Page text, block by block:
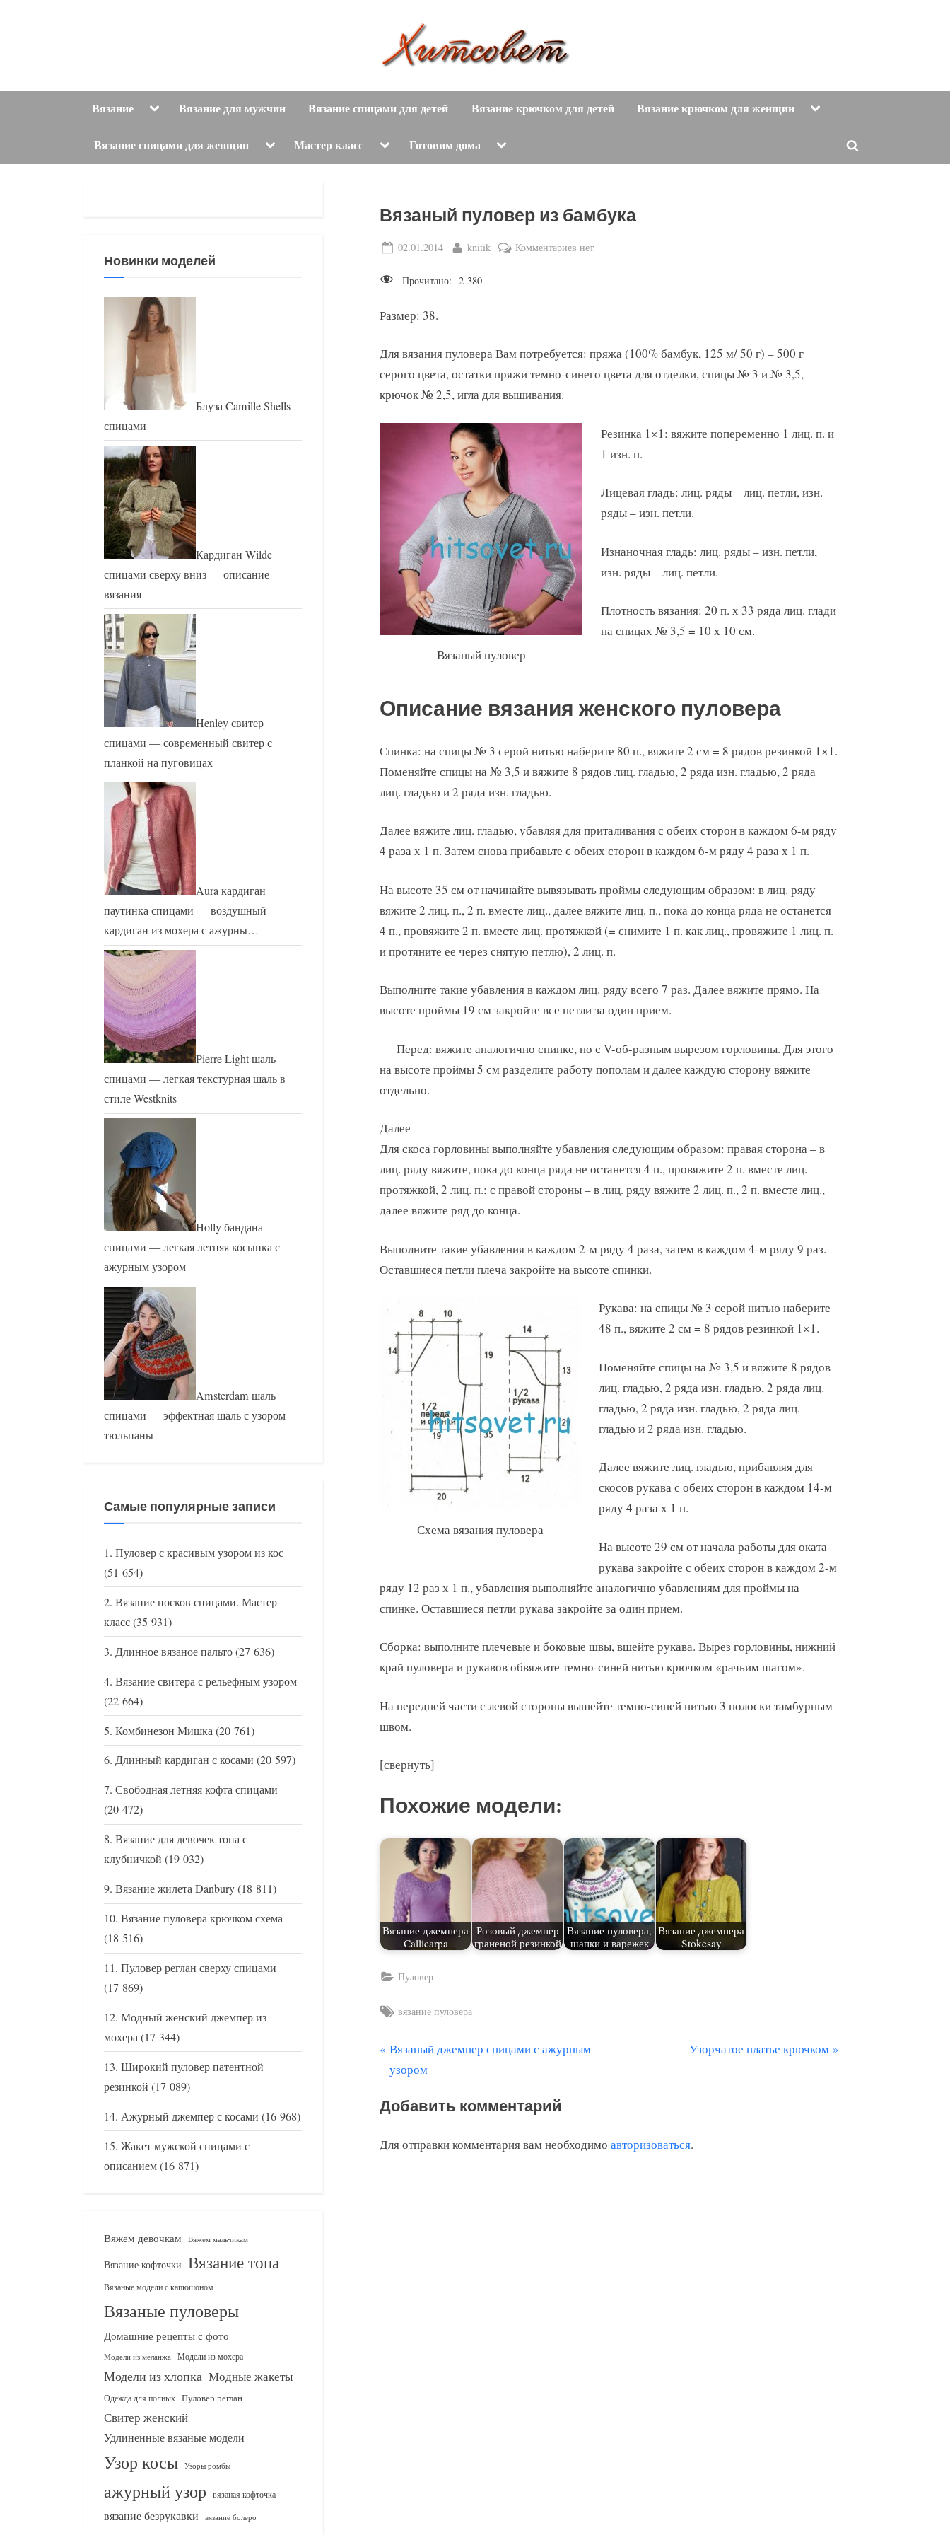
и
т
о
в
е
вязание
с
описанием
и
Вязание ToggleВязание для мужчин Вязание спицами для детей Вязание крючком для детей Вязание крючком для женщин Toggle
Вязание спицами для женщин Toggle
menu
Мастер класс Toggle
menu
Готовим дома Toggle
menu
Toggle
Вязаный пуловер из бамбука
Posted
02.01.2014 By
knitik Комментариев кнет
Прочитано: 2 380
Размер: 38.
Для вязания пуловера Вам потребуется: пряжа (100% бамбук, 125 м/ 50 г) – 500 г
серого цвета, остатки пряжи темно-синего цвета для отделки, спицы № 3 и № 3,5,
крючок № 2,5, игла для вышивания.
Вязаный пуловер
Резинка 1×1: вяжите попеременно 1 лиц. п. и
1 изн. п.
Лицевая гладь: лиц. ряды – лиц. петли, изн.
ряды – изн. петли.
Изнаночная гладь: лиц. ряды – изн. петли,
изн. ряды – лиц. петли.
Плотность вязания: 20 п. х 33 ряда лиц. глади
на спицах № 3,5 = 10 х 10 см.
Описание вязания женского пуловера
Спинка: на спицы № 3 серой нитью наберите 80 п., вяжите 2 см = 8 рядов резинкой 1×1.
Поменяйте спицы на № 3,5 и вяжите 8 рядов лиц. гладью, 2 ряда изн. гладью, 2 ряда
лиц. гладью и 2 ряда изн. гладью.
Далее вяжите лиц. гладью, убавляя для приталивания с обеих сторон в каждом 6-м ряду
4 раза х 1 п. Затем снова прибавьте с обеих сторон в каждом 6-м ряду 4 раза х 1 п.
На высоте 35 см от начинайте вывязывать проймы следующим образом: в лиц. ряду
вяжите 2 лиц. п., 2 п. вместе лиц., далее вяжите лиц. п., пока до конца ряда не останется
4 п., провяжите 2 п. вместе лиц. протяжкой (= снимите 1 п. как лиц., провяжите 1 лиц. п.
и протяните ее через снятую петлю), 2 лиц. п.
Выполните такие убавления в каждом лиц. ряду всего 7 раз. Далее вяжите прямо. На
высоте проймы 19 см закройте все петли за один прием.
Перед: вяжите аналогично спинке, но с V-об-разным вырезом горловины. Для этого
на высоте проймы 5 см разделите работу пополам и далее каждую сторону вяжите
отдельно.
Далее
Для скоса горловины выполняйте убавления следующим образом: правая сторона – в
лиц. ряду вяжите, пока до конца ряда не останется 4 п., провяжите 2 п. вместе лиц.
протяжкой, 2 лиц. п.; с правой стороны – в лиц. ряду вяжите 2 лиц. п., 2 п. вместе лиц.,
далее вяжите ряд до конца.
Выполните такие убавления в каждом 2-м ряду 4 раза, затем в каждом 4-м ряду 9 раз.
Оставшиеся петли плеча закройте на высоте спинки.
Схема вязания пуловера
Рукава: на спицы № 3 серой нитью наберите
48 п., вяжите 2 см = 8 рядов резинкой 1×1.
Поменяйте спицы на № 3,5 и вяжите 8 рядов
лиц. гладью, 2 ряда изн. гладью, 2 ряда лиц.
гладью, 2 ряда изн. гладью, 2 ряда лиц.
гладью и 2 ряда изн. гладью.
Далее вяжите лиц. гладью, прибавляя для
скосов рукава с обеих сторон в каждом 14-м
ряду 4 раза х 1 п.
На высоте 29 см от начала работы для оката
рукава закройте с обеих сторон в каждом 2-м
ряду 12 раз х 1 п., убавления выполняйте аналогично убавлениям для проймы на
спинке. Оставшиеся петли рукава закройте за один прием.
Сборка: выполните плечевые и боковые швы, вшейте рукава. Вырез горловины, нижний
край пуловера и рукавов обвяжите темно-синей нитью крючком «рачьим шагом».
На передней части с левой стороны вышейте темно-синей нитью 3 полоски тамбурным
швом.
[свернуть]
Похожие модели:
Вязание джемпера
Callicarpa
Розовый джемпер
граненой резинкой
Вязание пуловера,
шапки и варежек
Вязание джемпера
Stokesay
Пуловер
Tags:
вязание пуловера
Навигация
записям
П
р
д
д
Вязаный джемпер спицами с ажурным
узором
С
ю
Узорчатое платье крючком
Добавить комментарий
Для отправки комментария вам необходимо авторизоваться.
Новинки моделей
Блуза Camille Shells
спицами
Кардиган Wilde
спицами сверху вниз — описание
вязания
Henley свитер
спицами — современный свитер с
планкой на пуговицах
Aura кардиган
паутинка спицами — воздушный
кардиган из мохера с ажурны…
Pierre Light шаль
спицами — легкая текстурная шаль в
стиле Westknits
Holly бандана
спицами — легкая летняя косынка с
ажурным узором
Amsterdam шаль
спицами — эффектная шаль с узором
тюльпаны
Самые популярные записи
Пуловер с красивым узором из кос
(51 654)
Вязание носков спицами. Мастер
класс(35 931)
Длинное вязаное пальто(27 636)
Вязание свитера с рельефным узором
(22 664)
Комбинезон Мишка(20 761)
Длинный кардиган с косами (20 597)
Свободная летняя кофта спицами
(20 472)
Вязание для девочек топа с
клубничкой (19 032)
Вязание жилета Danbury(18 811)
Вязание пуловера крючком схема
(18 516)
Пуловер реглан сверху спицами
(17 869)
Модный женский джемпер из
мохера(17 344)
Широкий пуловер патентной
резинкой (17 089)
Ажурный джемпер с косами (16 968)
Жакет мужской спицами с
описанием(16 871)
Вяжем девочкам Вяжем мальчикам
Вязание кофточки Вязание топа
Вязаные модели с капюшоном
Вязаные пуловеры
Домашние рецепты с фото
Модели из меланжа Модели из мохера
Модели из хлопка Модные жакеты
Одежда для полных Пуловер реглан
Свитер женский
Удлиненные вязаные модели
Узор косы Узоры ромбы
ажурный узор вязаная кофточка
вязание безрукавки вязание болеро